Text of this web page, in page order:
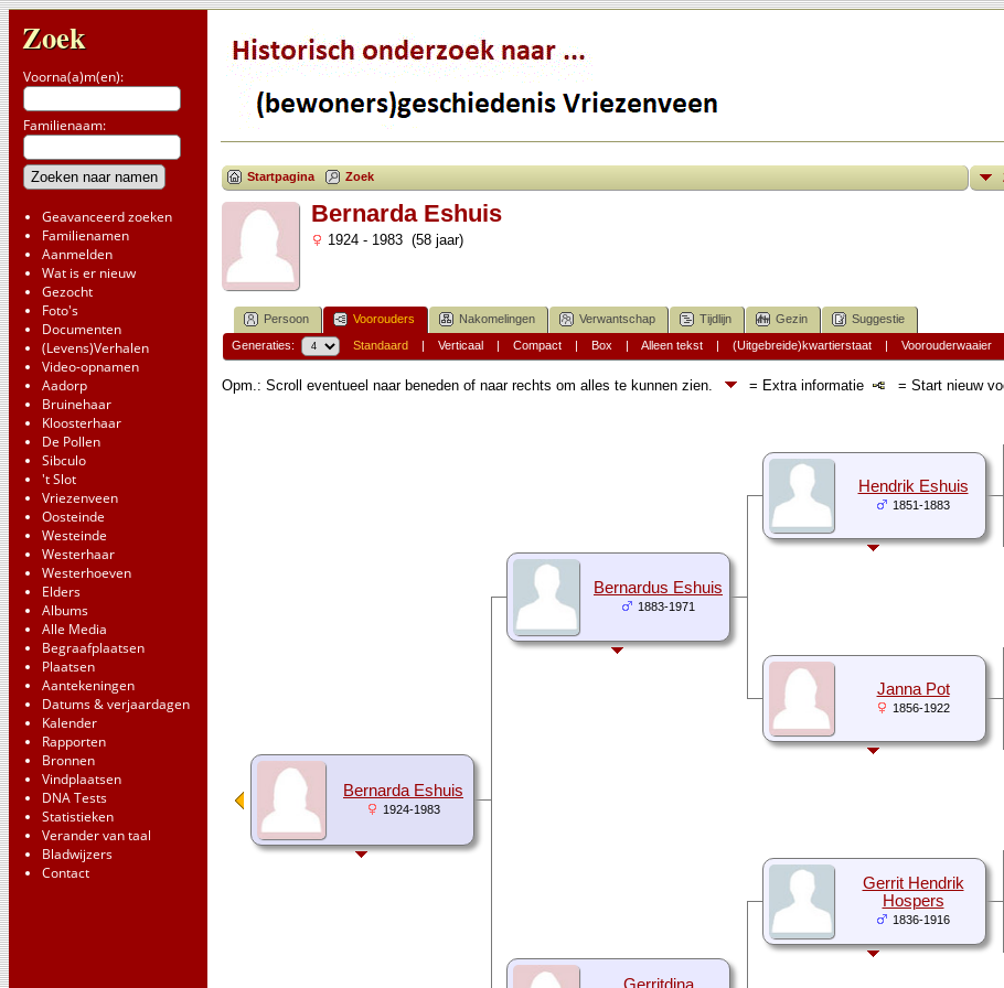
Zoek
Voorna(a)m(en):
Familienaam:
Geavanceerd zoeken
Familienamen
Aanmelden
Wat is er nieuw
Gezocht
Foto's
Documenten
(Levens)Verhalen
Video-opnamen
Aadorp
Bruinehaar
Kloosterhaar
De Pollen
Sibculo
't Slot
Vriezenveen
Oosteinde
Westeinde
Westerhaar
Westerhoeven
Elders
Albums
Alle Media
Begraafplaatsen
Plaatsen
Aantekeningen
Datums & verjaardagen
Kalender
Rapporten
Bronnen
Vindplaatsen
DNA Tests
Statistieken
Verander van taal
Bladwijzers
Contact
Startpagina Zoek
Bernarda Eshuis
1924 - 1983 (58 jaar)
Persoon Voorouders Nakomelingen Verwantschap Tijdlijn Gezin Suggestie
Generaties: Standaard| Verticaal| Compact| Box | Alleen tekst| (Uitgebreide)kwartierstaat| Voorouderwaaier
Opm.: Scroll eventueel naar beneden of naar rechts om alles te kunnen zien. = Extra informatie = Start nieuw
Bernarda Eshuis
1924-1983
Bernardus Eshuis
1883-1971
Hendrik Eshuis
1851-1883
Janna Pot
1856-1922
Gerrit Hendrik
Hospers
1836-1916